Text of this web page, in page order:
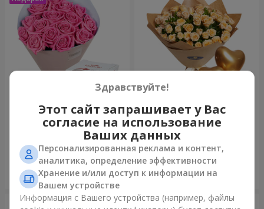
Букет "Прикосновение
любви" + Raffaello
Заказать
Букет "Прелесть" с
воздушными шарами
2 713 грн
Заказать
Здравствуйте!
Этот сайт запрашивает у Вас
согласие на использование
Ваших данных
Персонализированная реклама и контент,
аналитика, определение эффективности
Хранение и/или доступ к информации на
Вашем устройстве
Информация с Вашего устройства (например, файлы